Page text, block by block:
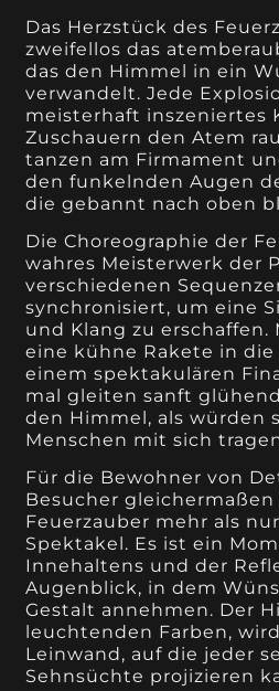
Das Herzstück des
zweifellos das
das den Himmel in ein
verwandelt. Jede
meisterhaft inszeniertes
Zuschauern den Atem
tanzen am Firmament
den funkelnden Augen
die gebannt nach oben
Die Choreographie der
wahres Meisterwerk der
verschiedenen
synchronisiert, um eine
und Klang zu erschaffen.
eine kühne Rakete in die
einem spektakulären
mal gleiten sanft
den Himmel, als würden
Menschen mit sich
Für die Bewohner von
Besucher
Feuerzauber mehr als
Spektakel. Es ist ein
Innehaltens und der
Augenblick, in dem
Gestalt annehmen. Der
leuchtenden Farben,
Leinwand, auf die jeder
Sehnsüchte projizieren